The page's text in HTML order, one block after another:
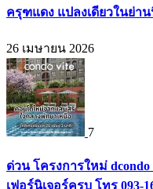
ครุฑแดง แปลงเดียวในย่าน
26 เมษายน 2026
7
ด่วน โครงการใหม่
เฟอร์นิเจอร์ครบ โทร 093-